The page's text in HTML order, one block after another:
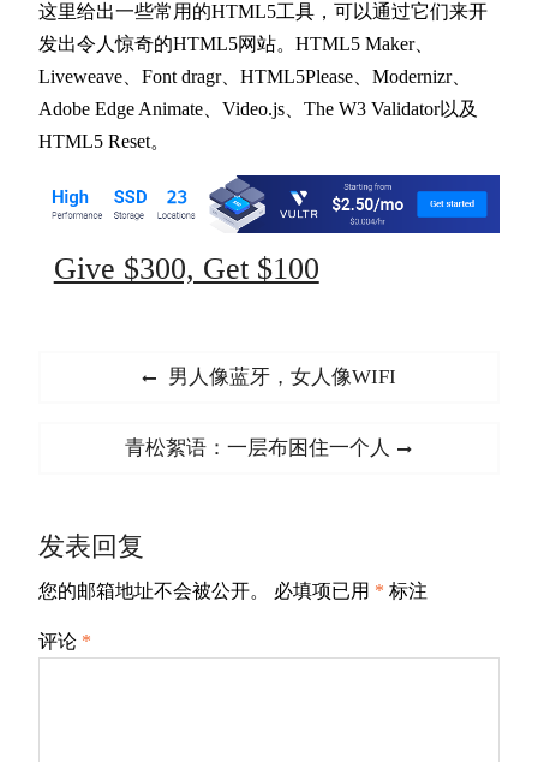
这里给出一些常用的HTML5工具，可以通过它们来开
发出令人惊奇的HTML5网站。HTML5 Maker、
Liveweave、Font dragr、HTML5Please、Modernizr、
Adobe Edge Animate、Video.js、The W3 Validator以及
HTML5 Reset。
Give $300, Get $100
Previous
男人像蓝牙，女人像WIFI
Next
青松絮语：一层布困住一个人
发表回复
您的邮箱地址不会被公开。 必填项已用 * 标注
评论 *